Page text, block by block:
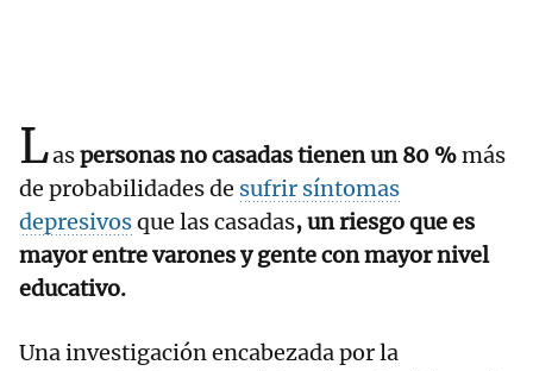
Laspersonas no casadas tienen un 80 %más
de probabilidades de sufrir síntomas
depresivosque las casadas, un riesgo que es
mayor entre varones y gente con mayor nivel
educativo.
Una investigación encabezada por la